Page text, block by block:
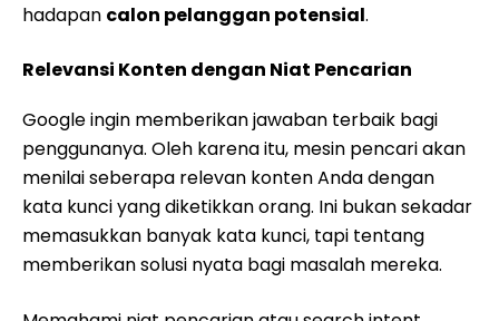
hadapan calon pelanggan potensial.
Relevansi Konten dengan Niat Pencarian
Google ingin memberikan jawaban terbaik bagi
penggunanya. Oleh karena itu, mesin pencari akan
menilai seberapa relevan konten Anda dengan
kata kunci yang diketikkan orang. Ini bukan sekadar
memasukkan banyak kata kunci, tapi tentang
memberikan solusi nyata bagi masalah mereka.